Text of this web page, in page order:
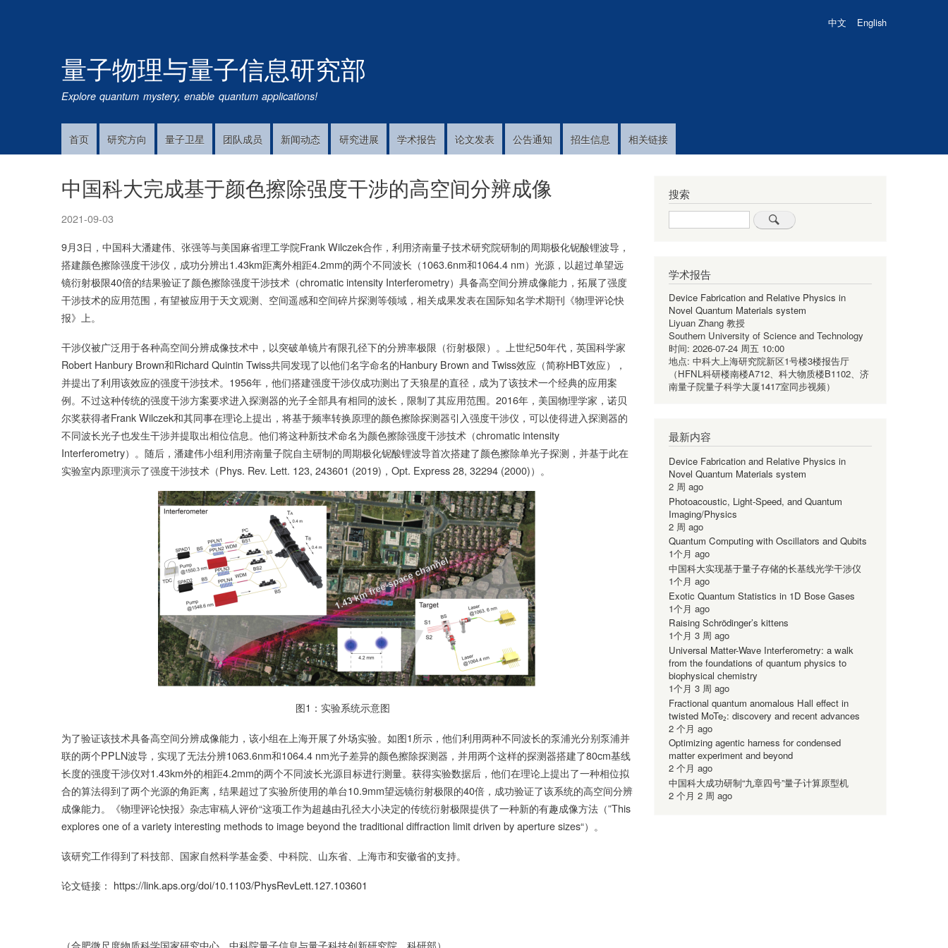
中文 English
量子物理与量子信息研究部
Explore quantum mystery, enable quantum applications!
Main首页 研究方向 量子卫星 团队成员 新闻动态 研究进展 学术报告 论文发表 公告通知 招生信息 相关链接
中国科大完成基于颜色擦除强度干涉的高空间分辨成像
2021-09-03
9月3日，中国科大潘建伟、张强等与美国麻省理工学院Frank Wilczek合作，利用济南量子技术研究院研制的周期极化铌酸锂波导，
搭建颜色擦除强度干涉仪，成功分辨出1.43km距离外相距4.2mm的两个不同波长（1063.6nm和1064.4 nm）光源，以超过单望远
镜衍射极限40倍的结果验证了颜色擦除强度干涉技术（chromatic intensity Interferometry）具备高空间分辨成像能力，拓展了强度
干涉技术的应用范围，有望被应用于天文观测、空间遥感和空间碎片探测等领域，相关成果发表在国际知名学术期刊《物理评论快
报》上。
干涉仪被广泛用于各种高空间分辨成像技术中，以突破单镜片有限孔径下的分辨率极限（衍射极限）。上世纪50年代，英国科学家
Robert Hanbury Brown和Richard Quintin Twiss共同发现了以他们名字命名的Hanbury Brown and Twiss效应（简称HBT效应），
并提出了利用该效应的强度干涉技术。1956年，他们搭建强度干涉仪成功测出了天狼星的直径，成为了该技术一个经典的应用案
例。不过这种传统的强度干涉方案要求进入探测器的光子全部具有相同的波长，限制了其应用范围。2016年，美国物理学家，诺贝
尔奖获得者Frank Wilczek和其同事在理论上提出，将基于频率转换原理的颜色擦除探测器引入强度干涉仪，可以使得进入探测器的
不同波长光子也发生干涉并提取出相位信息。他们将这种新技术命名为颜色擦除强度干涉技术（chromatic intensity
Interferometry）。随后，潘建伟小组利用济南量子院自主研制的周期极化铌酸锂波导首次搭建了颜色擦除单光子探测，并基于此在
实验室内原理演示了强度干涉技术（Phys. Rev. Lett. 123, 243601 (2019)，Opt. Express 28, 32294 (2000)）。
图1：实验系统示意图
为了验证该技术具备高空间分辨成像能力，该小组在上海开展了外场实验。如图1所示，他们利用两种不同波长的泵浦光分别泵浦并
联的两个PPLN波导，实现了无法分辨1063.6nm和1064.4 nm光子差异的颜色擦除探测器，并用两个这样的探测器搭建了80cm基线
长度的强度干涉仪对1.43km外的相距4.2mm的两个不同波长光源目标进行测量。获得实验数据后，他们在理论上提出了一种相位拟
合的算法得到了两个光源的角距离，结果超过了实验所使用的单台10.9mm望远镜衍射极限的40倍，成功验证了该系统的高空间分辨
成像能力。《物理评论快报》杂志审稿人评价“这项工作为超越由孔径大小决定的传统衍射极限提供了一种新的有趣成像方法（”This
explores one of a variety interesting methods to image beyond the traditional diffraction limit driven by aperture sizes“）。
该研究工作得到了科技部、国家自然科学基金委、中科院、山东省、上海市和安徽省的支持。
论文链接： https://link.aps.org/doi/10.1103/PhysRevLett.127.103601
（合肥微尺度物质科学国家研究中心、中科院量子信息与量子科技创新研究院、科研部）
搜索
Search
学术报告
Device Fabrication and Relative Physics in
Novel Quantum Materials system
Liyuan Zhang 教授
Southern University of Science and Technology
时间: 2026-07-24 周五 10:00
地点: 中科大上海研究院新区1号楼3楼报告厅
（HFNL科研楼南楼A712、科大物质楼B1102、济
南量子院量子科学大厦1417室同步视频）
最新内容
Device Fabrication and Relative Physics in
Novel Quantum Materials system
2 周 ago
Photoacoustic, Light-Speed, and Quantum
Imaging/Physics
2 周 ago
Quantum Computing with Oscillators and Qubits
1个月 ago
中国科大实现基于量子存储的长基线光学干涉仪
1个月 ago
Exotic Quantum Statistics in 1D Bose Gases
1个月 ago
Raising Schrödinger’s kittens
1个月 3 周 ago
Universal Matter-Wave Interferometry: a walk
from the foundations of quantum physics to
biophysical chemistry
1个月 3 周 ago
Fractional quantum anomalous Hall effect in
twisted MoTe₂: discovery and recent advances
2 个月 ago
Optimizing agentic harness for condensed
matter experiment and beyond
2 个月 ago
中国科大成功研制“九章四号”量子计算原型机
2 个月 2 周 ago